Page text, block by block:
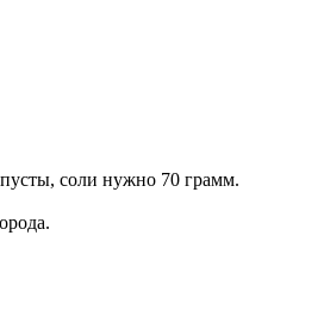
соли нужно 70 грамм.